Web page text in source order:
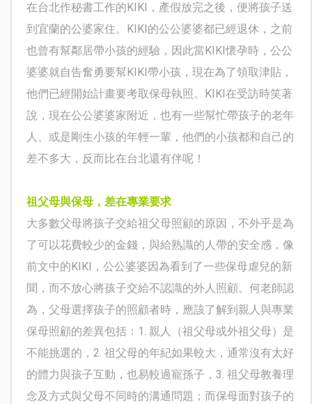
在台北作秘書工作的 KIKI
，產假放完之後，便將孩子送
到宜蘭的公婆家住。
KIKI 的公公婆婆都已經退休，之前
也曾有幫鄰居帶小孩的經驗，因此當 KIKI懷孕時，公公
婆婆就自告奮勇要幫 KIKI 帶小孩，現在為了領取津貼，
他們已經開始計畫要考取保母執照。
KIKI 在受訪時笑著
說，現在公公婆婆家附近，也有一些幫忙帶孩子的老年
人、或是剛生小孩的年輕一輩，他們的小孩都和自己的
差不多大，反而比在台北還有伴呢！
祖父母與保母，差在專業要求
大多數父母將孩子交給祖父母照顧的原因，不外乎是為
了可以花費較少的金錢，與給熟識的人帶的安全感，像
前文中的 KIKI
，公公婆婆因為看到了一些保母虐兒的新
聞，而不放心將孩子交給不認識的外人照顧。何老師認
為，父母選擇孩子的照顧者時，應該了解到親人與專業
保母照顧的差異包括： 1. 親人（祖父母或外祖父母）是
不能挑選的， 2. 祖父母的年紀如果較大，通常沒有太好
的體力與孩子互動，也易較過寵孫子， 3. 祖父母教養理
念及方式與父母不同時的溝通問題；而保母面對孩子的